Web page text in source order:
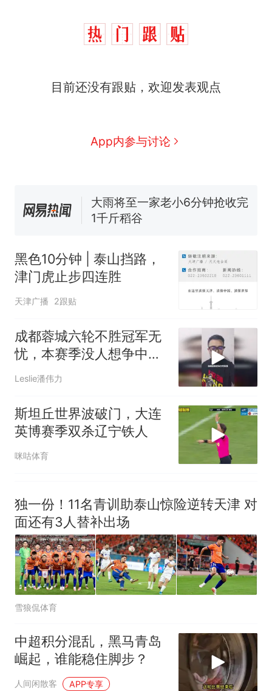
目前还没有跟贴，欢迎发表观点
App内参与讨论
热
十多万人报名的考试，成绩
家，刚改国名，总统就邀请中
视频丨只要一枚命中就能让航
母瘫痪 轰-6J实力有多强？
大雨将至一家老小6分钟抢收完
1千斤稻谷
全部作废，公平么？
黑色10分钟 | 泰山挡路，
津门虎止步四连胜
天津广播 2跟贴
成都蓉城六轮不胜冠军无
忧，本赛季没人想争中超
亚军？
Leslie潘伟力
斯坦丘世界波破门，大连
英博赛季双杀辽宁铁人
咪咕体育
独一份！11名青训助泰山惊险逆转天津 对
面还有3人替补出场
雪狼侃体育
中超积分混乱，黑马青岛
崛起，谁能稳住脚步？
人间闲散客 APP专享